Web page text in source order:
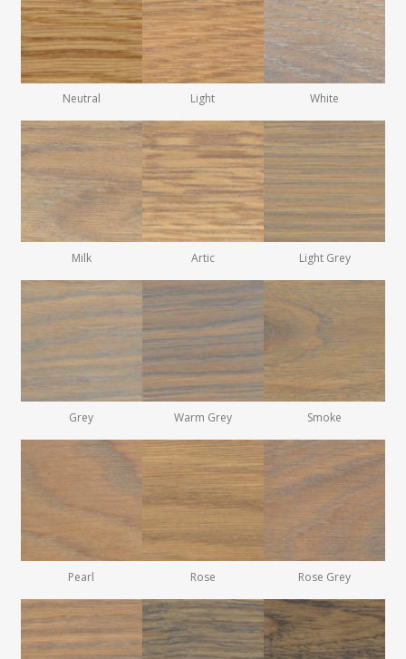
Neutral Light White
Milk Artic Light Grey
Grey Warm Grey Smoke
Pearl Rose Rose Grey